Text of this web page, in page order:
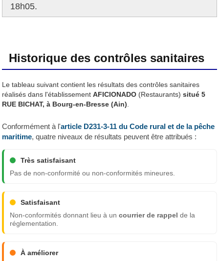
18h05.
Historique des contrôles sanitaires
Le tableau suivant contient les résultats des contrôles sanitaires
réalisés dans l'établissementAFICIONADO (Restaurants) situé 5
RUE BICHAT, à Bourg-en-Bresse (Ain)
Conformément à l'article D231-3-11 du Code rural et de la pêche
maritime, quatre niveaux de résultats peuvent être attribués :
Très satisfaisant
Pas de non-conformité ou non-conformités mineures.
Satisfaisant
Non-conformités donnant lieu à uncourrier de rappel de la
réglementation.
À améliorer